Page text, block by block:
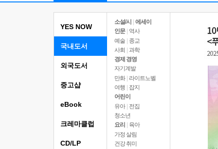
YES NOW
국내도서
소설/시
에세이
인문
역사
예술 | 종교
사회 | 과학
경제 경영
자기계발
만화 | 라이트노벨
여행
잡지
어린이
유아 | 전집
청소년
요리
육아
가정 살림
건강 취미
외국도서
중고샵
eBook
크레마클럽
CD/LP